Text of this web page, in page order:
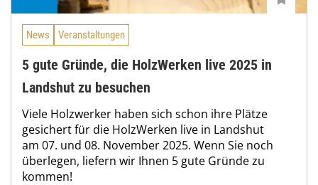
News Veranstaltungen
5 gute Gründe, die HolzWerken live 2025 in
Landshut zu besuchen
Viele Holzwerker haben sich schon ihre Plätze
gesichert für die HolzWerken live in Landshut
am 07. und 08. November 2025. Wenn Sie noch
überlegen, liefern wir Ihnen 5 gute Gründe zu
kommen!